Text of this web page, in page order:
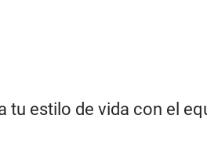
tu estilo de vida con el